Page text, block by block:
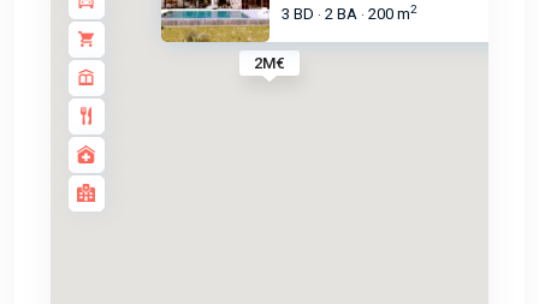
2M€
3 BD · 2 BA · 200 m2